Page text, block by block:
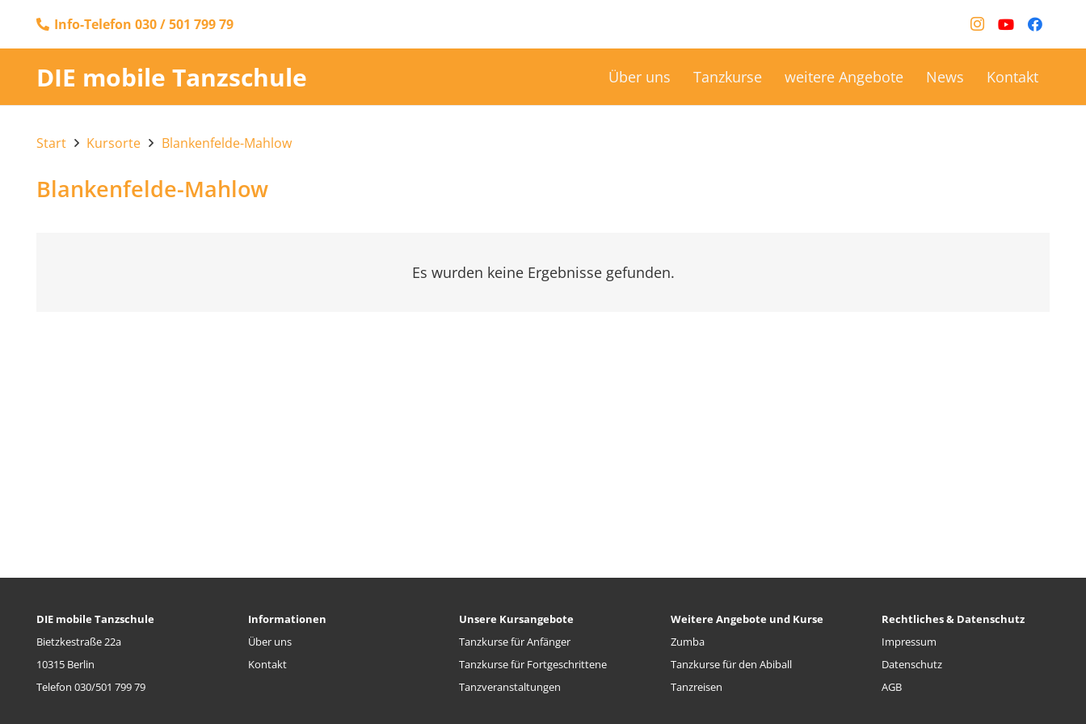
Info-Telefon 030 / 501 799 79
DIE mobile Tanzschule Über uns Tanzkurse weitere Angebote News Kontakt
Start Kursorte Blankenfelde-Mahlow
Blankenfelde-Mahlow
Es wurden keine Ergebnisse gefunden.
DIE mobile Tanzschule
Bietzkestraße 22a
10315 Berlin
Telefon 030/501 799 79
Informationen
Über uns
Kontakt
Unsere Kursangebote
Tanzkurse für Anfänger
Tanzkurse für Fortgeschrittene
Tanzveranstaltungen
Weitere Angebote und Kurse
Zumba
Tanzkurse für den Abiball
Tanzreisen
Rechtliches & Datenschutz
Impressum
Datenschutz
AGB